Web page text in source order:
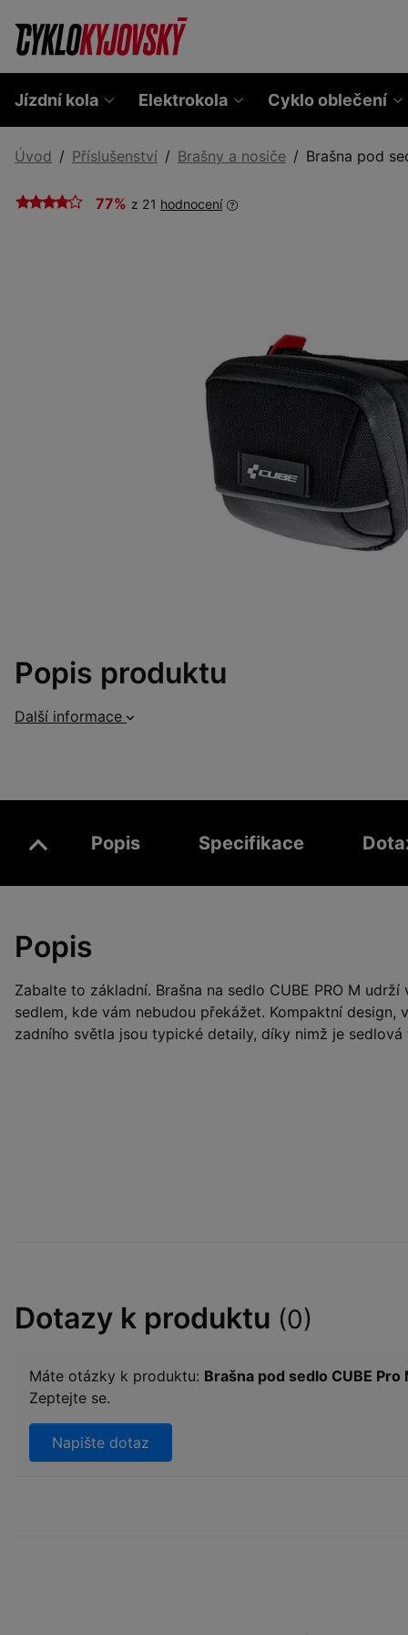
Jízdní kola Elektrokola Cyklo oblečení
Úvod Příslušenství Brašny a nosiče Brašna pod
77% z 21 hodnocení
Popis produktu
Další informace
Popis Specifikace
Popis
Zabalte to základní. Brašna na sedlo CUBE PRO M
sedlem, kde vám nebudou překážet. Kompaktní
zadního světla jsou typické detaily, díky nimž je sedlová
Dotazy k produktu (0)
Máte otázky k produktu: Brašna pod sedlo CUBE Pro
Zeptejte se.
Napište dotaz